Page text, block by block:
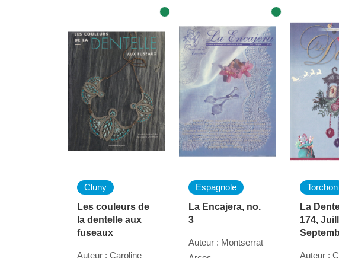
Cluny
Les couleurs de
la dentelle aux
fuseaux
Auteur : Caroline
Espagnole
La Encajera, no.
3
Auteur : Montserrat
Torchon
La
174,
Auteur :